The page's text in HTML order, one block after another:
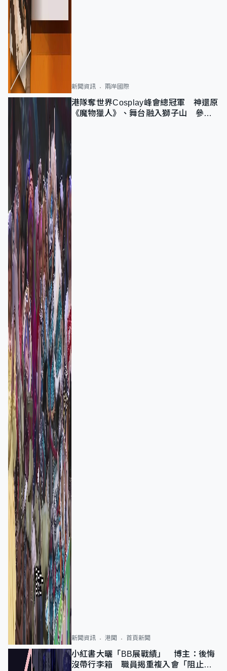
新聞資訊 兩岸國際
港隊奪世界Cosplay峰會總冠軍 神還原
《魔物獵人》、舞台融入獅子山 參賽
新聞資訊 港聞 首頁新聞
小紅書大曬「BB展戰績」 博主：後悔
沒帶行李箱 職員揭重複入會「阻止唔